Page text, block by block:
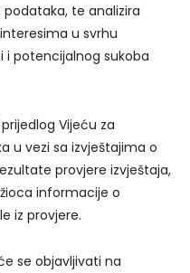
te analizira
u svrhu
i potencijalnog sukoba
Vijeću za
u vezi sa izvještajima o
provjere izvještaja,
informacije o
iz provjere.
se objavljivati na